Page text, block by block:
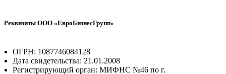
Реквизиты ООО «ЕвроБизнесГрупп»
ОГРН: 1087746084128
Дата свидетельства: 21.01.2008
Регистрирующий орган: МИФНС №46 по г.